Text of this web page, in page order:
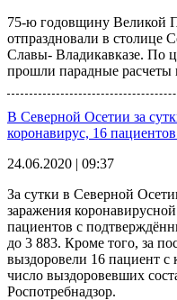
75-ю годовщину Великой
отпраздновали в столице
Славы- Владикавказе. По
прошли парадные расчеты
В Северной Осетии за
коронавирус, 16
24.06.2020 | 09:37
За сутки в Северной
заражения
пациентов с
до 3 883. Кроме того, за
выздоровели 16 пациент
число выздоровевших
Роспотребнадзор.